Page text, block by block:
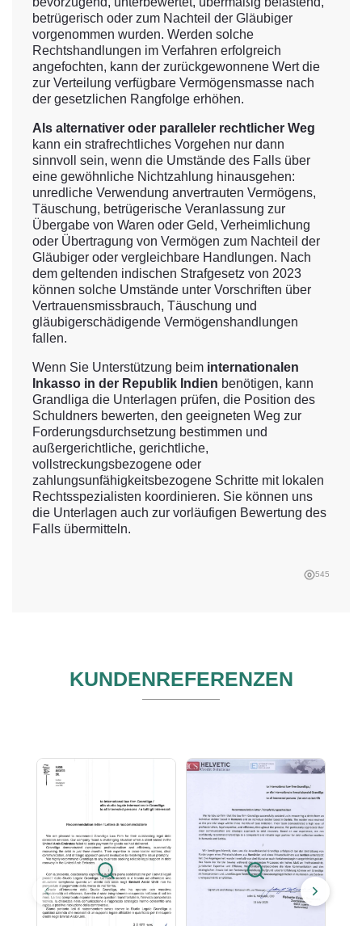
betrügerisch oder zum Nachteil der Gläubiger
vorgenommen wurden. Werden solche
Rechtshandlungen im Verfahren erfolgreich
angefochten, kann der zurückgewonnene Wert die
zur Verteilung verfügbare Vermögensmasse nach
der gesetzlichen Rangfolge erhöhen.
Als alternativer oder paralleler rechtlicher Weg
kann ein strafrechtliches Vorgehen nur dann
sinnvoll sein, wenn die Umstände des Falls über
eine gewöhnliche Nichtzahlung hinausgehen:
unredliche Verwendung anvertrauten Vermögens,
Täuschung, betrügerische Veranlassung zur
Übergabe von Waren oder Geld, Verheimlichung
oder Übertragung von Vermögen zum Nachteil der
Gläubiger oder vergleichbare Handlungen. Nach
dem geltenden indischen Strafgesetz von 2023
können solche Umstände unter Vorschriften über
Vertrauensmissbrauch, Täuschung und
gläubigerschädigende Vermögenshandlungen
fallen.
Wenn Sie Unterstützung beim internationalen
Inkasso in der Republik Indien benötigen, kann
Grandliga die Unterlagen prüfen, die Position des
Schuldners bewerten, den geeigneten Weg zur
Forderungsdurchsetzung bestimmen und
außergerichtliche, gerichtliche,
vollstreckungsbezogene oder
zahlungsunfähigkeitsbezogene Schritte mit lokalen
Rechtsspezialisten koordinieren. Sie können uns
die Unterlagen auch zur vorläufigen Bewertung des
Falls übermitteln.
545
KUNDENREFERENZEN